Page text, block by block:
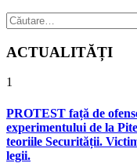
Caută
după:
ACTUALITĂȚI
1
PROTEST față de
experimentului de la
teoriile Securității.
legii.